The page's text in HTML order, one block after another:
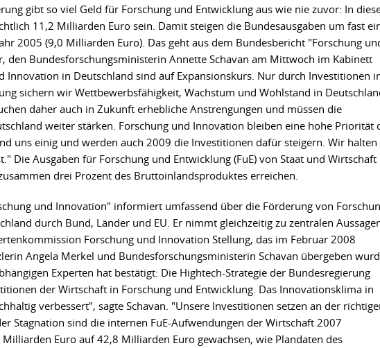
gibt so viel Geld für Forschung und Entwicklung aus wie nie zuvor: In
11,2 Milliarden Euro sein. Damit steigen die Bundesausgaben um fast
2005 (9,0 Milliarden Euro). Das geht aus dem Bundesbericht "Forschung
den Bundesforschungsministerin Annette Schavan am Mittwoch im Kabinett
Innovation in Deutschland sind auf Expansionskurs. Nur durch Investitionen
sichern wir Wettbewerbsfähigkeit, Wachstum und Wohlstand in
daher auch in Zukunft erhebliche Anstrengungen und müssen die
weiter stärken. Forschung und Innovation bleiben eine hohe Priorität
uns einig und werden auch 2009 die Investitionen dafür steigern. Wir halten
Die Ausgaben für Forschung und Entwicklung (FuE) von Staat und Wirtschaft
drei Prozent des Bruttoinlandsproduktes erreichen.
und Innovation" informiert umfassend über die Förderung von
durch Bund, Länder und EU. Er nimmt gleichzeitig zu zentralen
Forschung und Innovation Stellung, das im Februar 2008
Angela Merkel und Bundesforschungsministerin Schavan übergeben
Experten hat bestätigt: Die Hightech-Strategie der Bundesregierung
der Wirtschaft in Forschung und Entwicklung. Das Innovationsklima in
verbessert", sagte Schavan. "Unsere Investitionen setzen an der
Stagnation sind die internen FuE-Aufwendungen der Wirtschaft 2007
Euro auf 42,8 Milliarden Euro gewachsen, wie Plandaten des